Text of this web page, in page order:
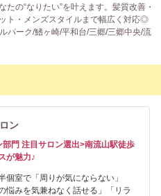
の“なりたい”を叶えます。髪質改善・
ト・メンズスタイルまで幅広く対応◎
パーク/鰭ヶ崎/平和台/三郷/三郷中央/流
ン
門 注目サロン選出>南流山駅徒歩
が魅力♪
個室で「周りが気にならない」
の悩みを気兼ねなく話せる」「リラ